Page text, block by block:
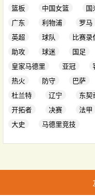
篮板
中国女篮 国
广东
利物浦 罗马
英超
球队 比赛录
助攻
球迷 国足
皇家马德里
亚冠
热火
防守 巴萨
杜兰特
辽宁 东契
开拓者
决赛 法甲
大史
马德里竞技